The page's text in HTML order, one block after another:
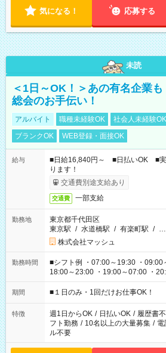
気になる！ 応募する
未読
＜1日～OK！＞あの有名企業
総会のお手伝い！
アルバイト 職種未経験OK 社会人未経験OK
ブランクOK
WEB登録・面接OK
給与
■日給16,840円～ ■日払いOK ■実
ります！
交通費別途支給あり
交通費 一部支給
勤務地
東京都千代田区
東京駅 / 水道橋駅 / 有楽町駅 / …
株式会社マッシュ
勤務時間
■シフト例 ・07:00～19:30 ・09:00
18:00～23:00 ・19:00～07:00 ・
etc ★最短で3時間で5,120円のお仕事から 15時間で2万円近く稼
げるお仕事も！ ご希望のお時間に合わせてご紹介！ ※シフトは
ください！
期間 ■１日のみ・1回だけお仕事OK！
特徴 週1日からOK / 日払いOK / 履歴書
フト勤務 / 10名以上の大量募集 / 電
ル不要